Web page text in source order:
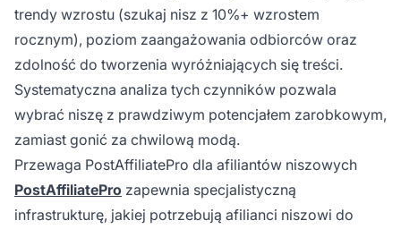
trendy wzrostu (szukaj nisz z 10%+ wzrostem
rocznym), poziom zaangażowania odbiorców oraz
zdolność do tworzenia wyróżniających się treści.
Systematyczna analiza tych czynników pozwala
wybrać niszę z prawdziwym potencjałem zarobkowym,
zamiast gonić za chwilową modą.
Przewaga PostAffiliatePro dla afiliantów niszowych
PostAffiliatePro zapewnia specjalistyczną
infrastrukturę, jakiej potrzebują afilianci niszowi do